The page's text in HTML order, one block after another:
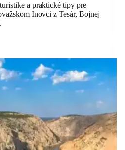
a praktické tipy pre
Inovci z Tesár, Bojnej